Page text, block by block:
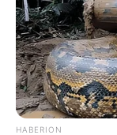
Erase Joint
Trick! It's
FORGE BODY
HABERION